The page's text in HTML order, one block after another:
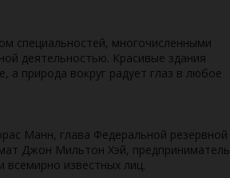
специальностей, многочисленными
деятельностью. Красивые здания
а природа вокруг радует глаз в любое
Манн, глава Федеральной резервной
Джон Мильтон Хэй, предприниматель
известных лиц.